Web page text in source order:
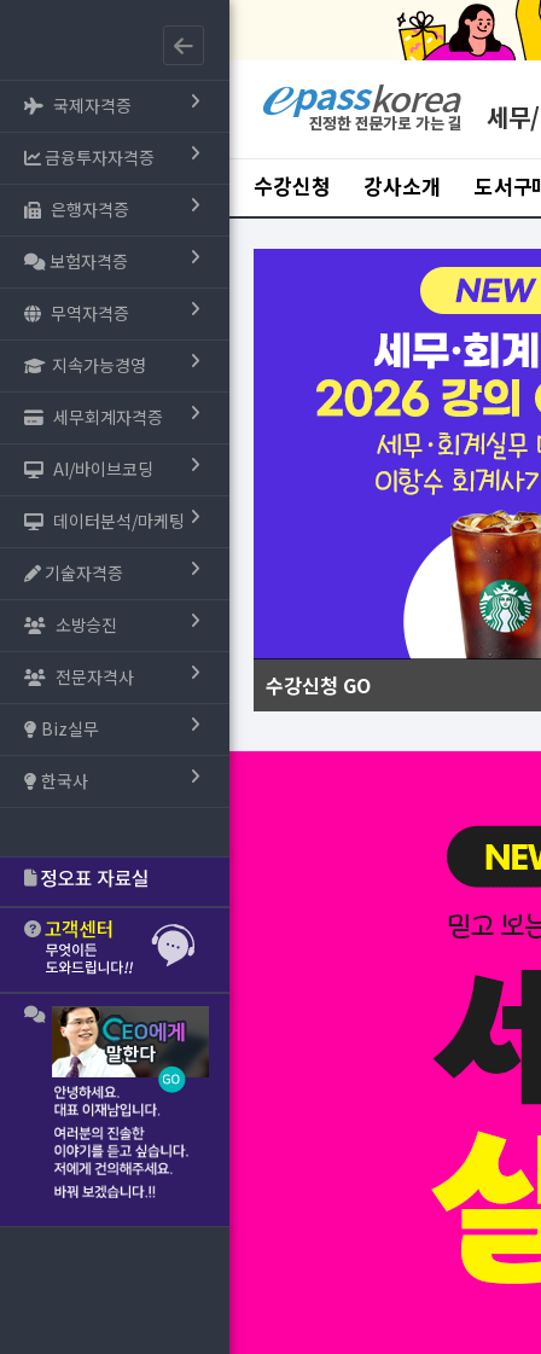
국제자격증
금융투자자격증
은행자격증
보험자격증
무역자격증
지속가능경영
세무회계자격증
AI/바이브코딩
데이터분석/마케팅
기술자격증
소방승진
전문자격사
Biz실무
한국사
세무
수강신청 강사소개 도서구
수강신청 GO